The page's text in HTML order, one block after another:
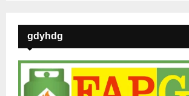
gdyhdg